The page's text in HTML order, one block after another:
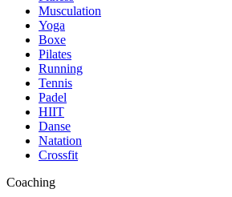
Musculation
Yoga
Boxe
Pilates
Running
Tennis
Padel
HIIT
Danse
Natation
Crossfit
Coaching